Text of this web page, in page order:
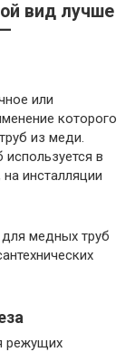
вид лучше
или
которого
из меди.
в
инсталляции
медных труб
режущих